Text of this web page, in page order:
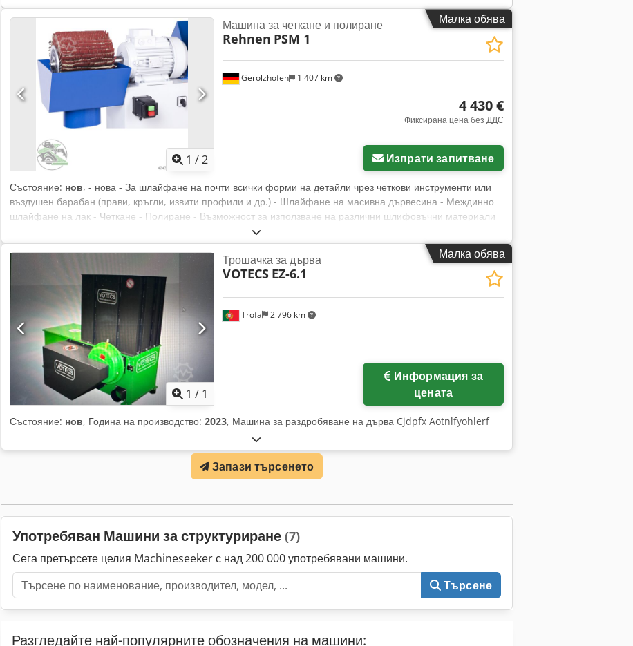
Малка обява
Заявете още снимки
1 /2
Gerolzhofen 1 407 km
Машина за четкане и полиране
Rehnen PSM 1
4 430 €
Фиксирана цена без ДДС
Изпрати запитване
Състояние: нов, - нова - За шлайфане на почти всички форми на детайли чрез четкови инструменти или
въздушен барабан (прави, кръгли, извити профили и др.) - Шлайфане на масивна дървесина - Междинно
шлайфане на лак - Четкане - Полиране - Възможност за използване на различни шлифовъчни материали
чрез 30 мм захват за инструмент - По избор с регулируема честота на въртене Технически данни: Мощност
на мотора: 2,2 kW Обороти: 1000/1500 или 1500/3000 об/мин Диаметър на вала: 30 мм Codpfx Aovwf
Snshlerf Макс. диаметър на шлайфащия инструмент: 350 мм Дължина на шлайфащия инструмент: 275 мм
Тегло: прибл. 180 кг Артикул № 1090-900000 Включва: 1 бр. безстепенно регулируема честота на въртене
№ 1090-990010 2 бр. Vario Modular D. 300 мм, B. 250 мм № 1090-990107 Местонахождение: 97447
Гeролцхофен Предаване в състоянието, в което е огледана - свободно натоварване -
Малка обява
Заявете още снимки
1 / 1
Trofa 2 796 km
Трошачка за дърва
VOTECS EZ-6.1
цената
Състояние: нов, Година на производство: 2023, Машина за раздробяване на дърва Cjdpfx Aotnlfyohlerf
Запази търсенето
Употребяван Машини за структуриране (7)
Сега претърсете целия Machineseeker с над 200 000 употребявани машини.
Търсене
Разгледайте най-популярните обозначения на машини: